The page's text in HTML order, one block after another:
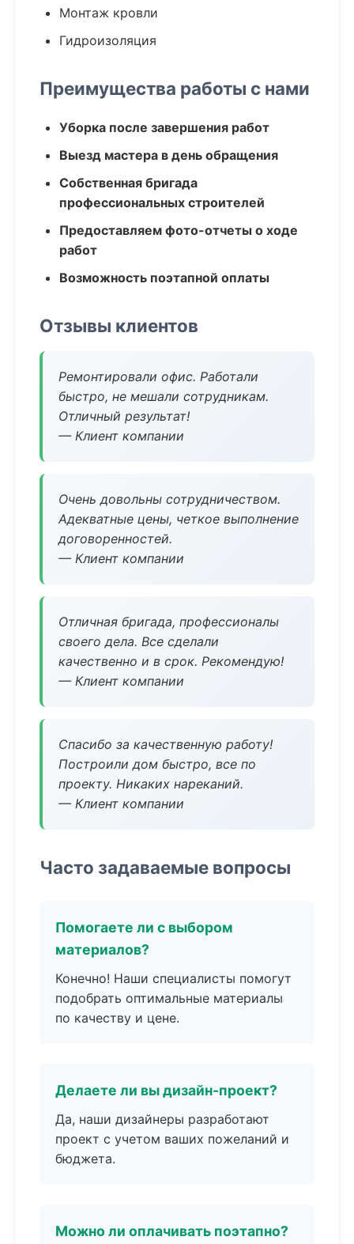
Монтаж кровли
Гидроизоляция
Преимущества работы с нами
Уборка после завершения работ
Выезд мастера в день обращения
Собственная бригада
профессиональных строителей
Предоставляем фото-отчеты о ходе
работ
Возможность поэтапной оплаты
Отзывы клиентов
Ремонтировали офис. Работали
быстро, не мешали сотрудникам.
Отличный результат!
— Клиент компании
Очень довольны сотрудничеством.
Адекватные цены, четкое выполнение
договоренностей.
— Клиент компании
Отличная бригада, профессионалы
своего дела. Все сделали
качественно и в срок. Рекомендую!
— Клиент компании
Спасибо за качественную работу!
Построили дом быстро, все по
проекту. Никаких нареканий.
— Клиент компании
Часто задаваемые вопросы
Помогаете ли с выбором
материалов?
Конечно! Наши специалисты помогут
подобрать оптимальные материалы
по качеству и цене.
Делаете ли вы дизайн-проект?
Да, наши дизайнеры разработают
проект с учетом ваших пожеланий и
бюджета.
Можно ли оплачивать поэтапно?